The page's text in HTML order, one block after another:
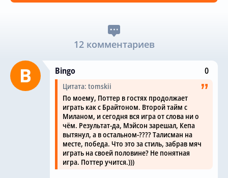
12 комментариев
Bingo 0
Цитата: tomskii
По моему, Поттер в гостях продолжает
играть как с Брайтоном. Второй тайм с
Миланом, и сегодня вся игра от слова ни о
чём. Результат-да, Мэйсон зарешал, Кепа
вытянул, а в остальном-???? Талисман на
месте, победа. Что это за стиль, забрав мяч
играть на своей половине? Не понятная
игра. Поттер учится.)))